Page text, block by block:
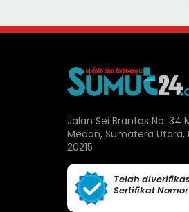
Jalan Sei Brantas No. 34
Medan, Sumatera Utara,
20215
Telah
Sertifikat